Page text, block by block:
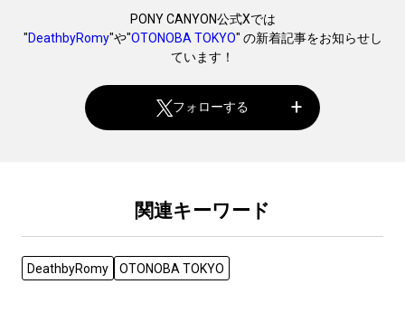
PONY CANYON公式Xでは
"DeathbyRomy"や"OTONOBA TOKYO" の新着記事をお知らせし
ています！
フォローする
関連キーワード
DeathbyRomy OTONOBA TOKYO